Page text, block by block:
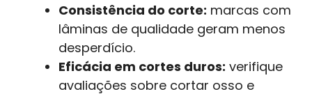
Consistência do corte: marcas com
lâminas de qualidade geram menos
desperdício.
Eficácia em cortes duros: verifique
avaliações sobre cortar osso e